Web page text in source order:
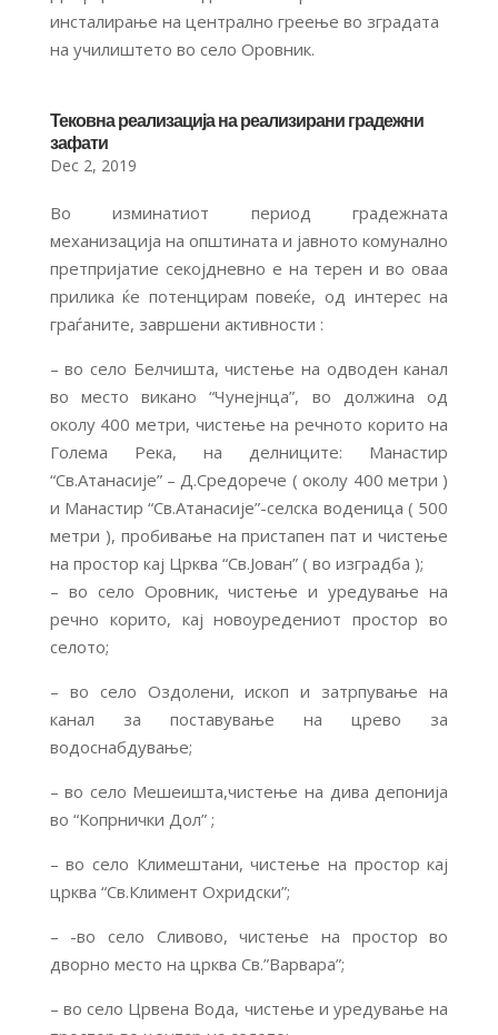
инсталирање на централно греење во зградата
на училиштето во село Оровник.
Тековна реализација на реализирани градежни
зафати
Dec 2, 2019
Во изминатиот период градежната
механизација на општината и јавното комунално
претпријатие секојдневно е на терен и во оваа
прилика ќе потенцирам повеќе, од интерес на
граѓаните, завршени активности :
– во село Белчишта, чистење на одводен канал
во место викано “Чунејнца”, во должина од
околу 400 метри, чистење на речното корито на
Голема Река, на делниците: Манастир
“Св.Атанасије” – Д.Средорече ( околу 400 метри )
и Манастир “Св.Атанасије”-селска воденица ( 500
метри ), пробивање на пристапен пат и чистење
на простор кај Црква “Св.Јован” ( во изградба );
– во село Оровник, чистење и уредување на
речно корито, кај новоуредениот простор во
селото;
– во село Оздолени, ископ и затрпување на
канал за поставување на црево за
водоснабдување;
– во село Мешеишта,чистење на дива депонија
во “Копрнички Дол” ;
– во село Климештани, чистење на простор кај
црква “Св.Климент Охридски”;
– -во село Сливово, чистење на простор во
дворно место на црква Св.”Варвара”;
– во село Црвена Вода, чистење и уредување на